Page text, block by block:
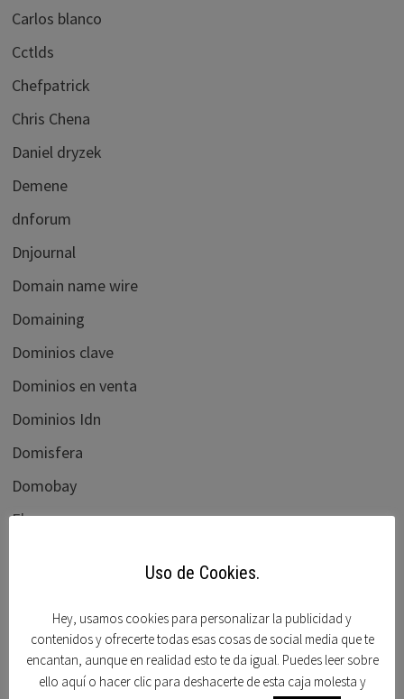
Carlos blanco
Cctlds
Chefpatrick
Chris Chena
Daniel dryzek
Demene
dnforum
Dnjournal
Domain name wire
Domaining
Dominios clave
Dominios en venta
Dominios Idn
Domisfera
Domobay
Ebay
Foro beta
Foro dominios
Frank schilling
Uso de Cookies.
Hey, usamos cookies para personalizar la publicidad y
contenidos y ofrecerte todas esas cosas de social media que te
encantan, aunque en realidad esto te da igual. Puedes leer sobre
ello aquí o hacer clic para deshacerte de esta caja molesta y